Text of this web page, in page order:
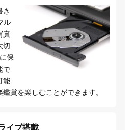
き
ル
真
切
保
で
能
賞を楽しむことができます。
イブ搭載